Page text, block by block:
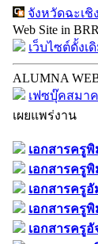
จังหวัดฉะเชิ
Web Site in BRR
เว็บไซต์ดั้งเ
ALUMNA
เฟซบุ๊คสมา
เผยแพร่งาน
เอกสารครู
เอกสารครู
เอกสารครู
เอกสารครู
เอกสารครู